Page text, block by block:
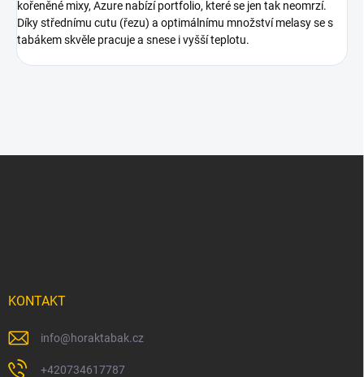
kořeněné mixy, Azure nabízí portfolio, které se jen tak neomrzí.
Díky střednímu cutu (řezu) a optimálnímu množství melasy se s
tabákem skvěle pracuje a snese i vyšší teplotu.
KONTAKT
info@horaktabak.cz
+420734617787